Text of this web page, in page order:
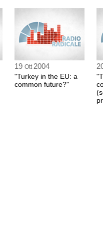
19 Ott 2004
"Turkey in the EU: a
common future?"